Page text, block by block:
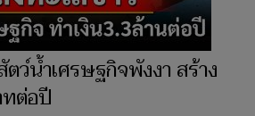
ว์น้ำเศรษฐกิจพังงา สร้าง
ต่อปี